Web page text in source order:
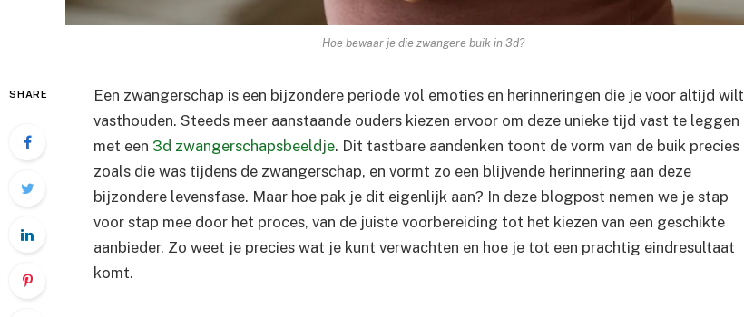
Hoe bewaar je die zwangere buik in 3d?
SHARE
Een zwangerschap is een bijzondere periode vol emoties en herinneringen die je voor altijd wilt
vasthouden. Steeds meer aanstaande ouders kiezen ervoor om deze unieke tijd vast te leggen
met een 3d zwangerschapsbeeldje. Dit tastbare aandenken toont de vorm van de buik precies
zoals die was tijdens de zwangerschap, en vormt zo een blijvende herinnering aan deze
bijzondere levensfase. Maar hoe pak je dit eigenlijk aan? In deze blogpost nemen we je stap
voor stap mee door het proces, van de juiste voorbereiding tot het kiezen van een geschikte
aanbieder. Zo weet je precies wat je kunt verwachten en hoe je tot een prachtig eindresultaat
komt.